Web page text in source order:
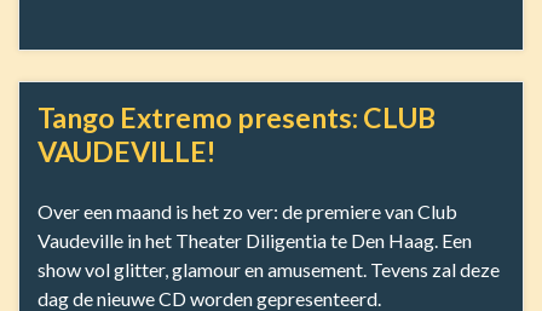
Tango Extremo presents: CLUB
VAUDEVILLE!
Over een maand is het zo ver: de premiere van Club
Vaudeville in het Theater Diligentia te Den Haag. Een
show vol glitter, glamour en amusement. Tevens zal deze
dag de nieuwe CD worden gepresenteerd.